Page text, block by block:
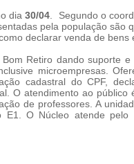
dia30/04 . Segundo o
pela população são
declarar venda de bens
Retiro dando suporte
microempresas.
cadastral do CPF,
O atendimento ao
de professores. A
O Núcleo atende pelo